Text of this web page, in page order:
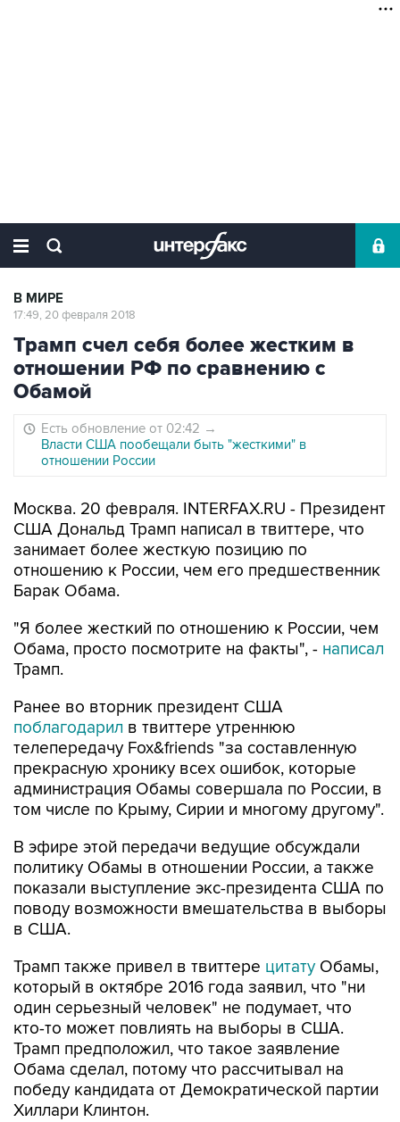
В МИРЕ
17:49, 20 февраля 2018
Трамп счел себя более жестким в
отношении РФ по сравнению с
Обамой
Есть обновление от 02:42 →
Власти США пообещали быть "жесткими" в
отношении России
Москва. 20 февраля. INTERFAX.RU - Президент
США Дональд Трамп написал в твиттере, что
занимает более жесткую позицию по
отношению к России, чем его предшественник
Барак Обама.
"Я более жесткий по отношению к России, чем
Обама, просто посмотрите на факты", - написал
Трамп.
Ранее во вторник президент США
поблагодарил в твиттере утреннюю
телепередачу Fox&friends "за составленную
прекрасную хронику всех ошибок, которые
администрация Обамы совершала по России, в
том числе по Крыму, Сирии и многому другому".
В эфире этой передачи ведущие обсуждали
политику Обамы в отношении России, а также
показали выступление экс-президента США по
поводу возможности вмешательства в выборы
в США.
Трамп также привел в твиттере цитату Обамы,
который в октябре 2016 года заявил, что "ни
один серьезный человек" не подумает, что
кто-то может повлиять на выборы в США.
Трамп предположил, что такое заявление
Обама сделал, потому что рассчитывал на
победу кандидата от Демократической партии
Хиллари Клинтон.